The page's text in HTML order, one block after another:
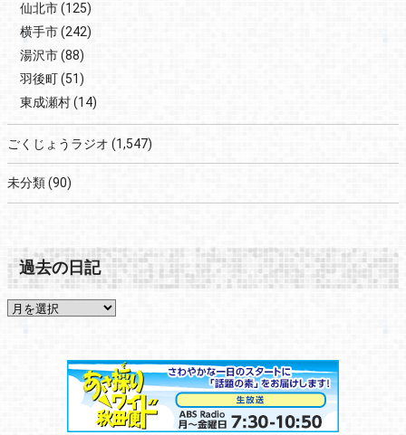
仙北市(125)
横手市(242)
湯沢市(88)
羽後町(51)
東成瀬村(14)
ごくじょうラジオ (1,547)
未分類(90)
過去の日記